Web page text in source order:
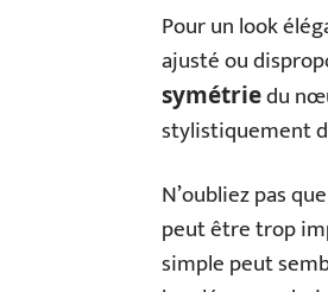
Pour un look
ajusté ou
symétriedu
stylistiquement
N’oubliez pas
peut être trop
simple peut